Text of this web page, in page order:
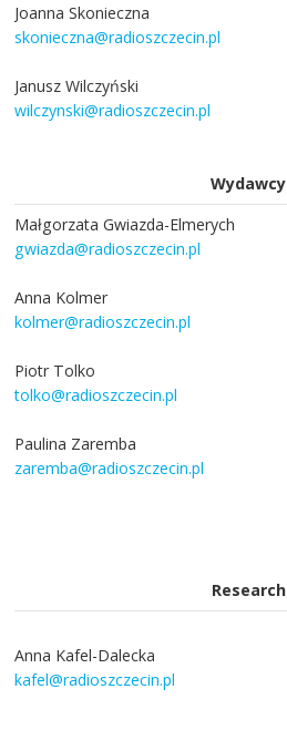
Joanna Skonieczna
skonieczna@radioszczecin.pl
Janusz Wilczyński
wilczynski@radioszczecin.pl
Wydawcy
Małgorzata Gwiazda-Elmerych
gwiazda@radioszczecin.pl
Anna Kolmer
kolmer@radioszczecin.pl
Piotr Tolko
tolko@radioszczecin.pl
Paulina Zaremba
zaremba@radioszczecin.pl
Research
Anna Kafel-Dalecka
kafel@radioszczecin.pl